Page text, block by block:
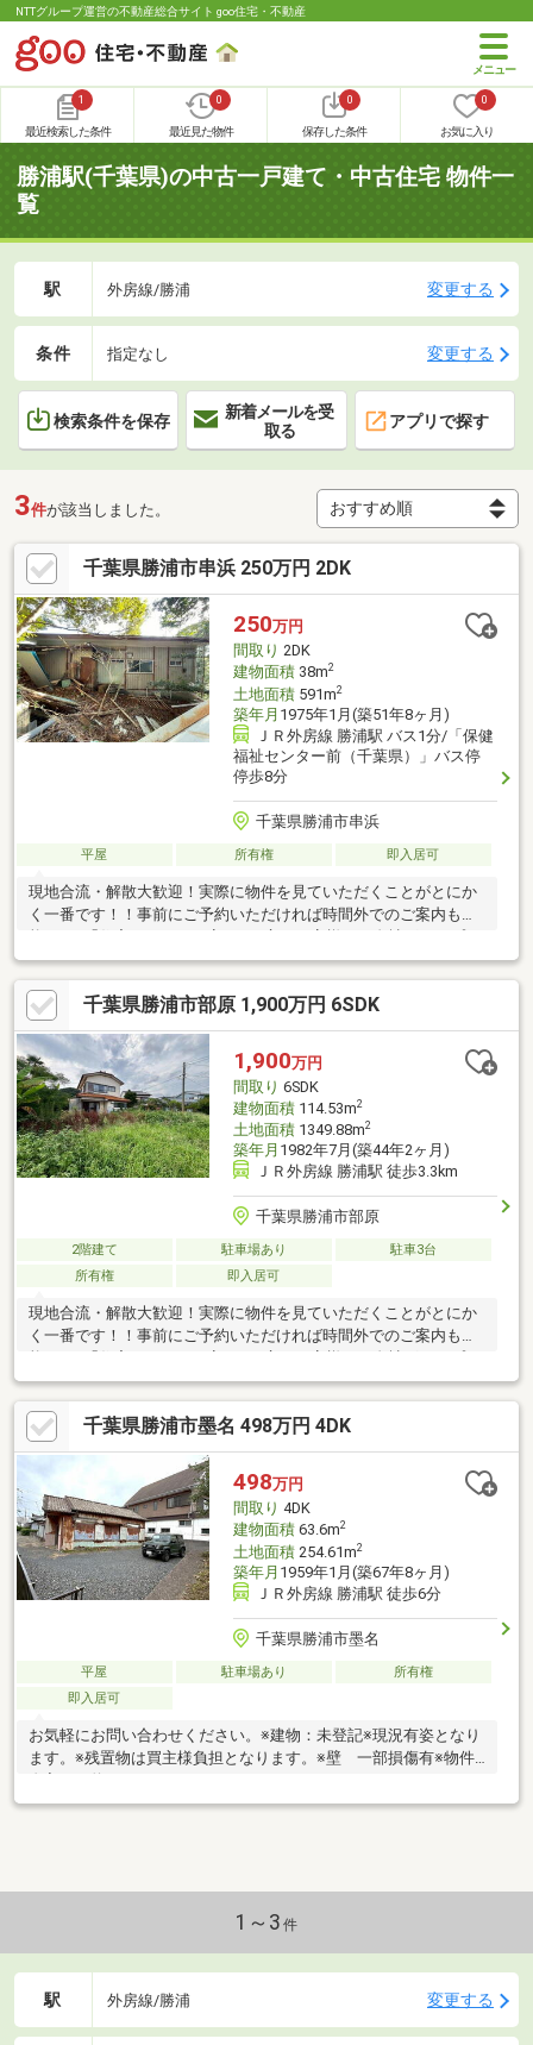
NTTグループ運営の不動産総合サイト goo住宅・不動産
1
最近検索した条件
0
最近見た物件
0
保存した条件
0
お気に入り
勝浦駅(千葉県)の中古一戸建て・中古住宅 物件一
覧
駅 外房線/勝浦 変更する
条件 指定なし 変更する
検索条件を保存
新着メールを受
取る
アプリで探す
3件が該当しました。
千葉県勝浦市串浜 250万円 2DK
250万円
間取り 2DK
建物面積38m2
土地面積591m2
築年月 1975年1月(築51年8ヶ月)
ＪＲ外房線 勝浦駅 バス1分/「保健
福祉センター前（千葉県）」バス停
停歩8分
千葉県勝浦市串浜
平屋 所有権 即入居可
現地合流・解散大歓迎！実際に物件を見ていただくことがとにか
く一番です！！事前にご予約いただければ時間外でのご案内も可
住宅ローンを取り扱っている弊社だからこそ出来るご提案がござ
います！不動産会社選びで迷っている方はぜひ一度ご相談くださ
い♪
千葉県勝浦市部原 1,900万円 6SDK
1,900万円
間取り 6SDK
建物面積114.53m2
土地面積1349.88m2
築年月 1982年7月(築44年2ヶ月)
ＪＲ外房線 勝浦駅 徒歩3.3km
千葉県勝浦市部原
2階建て 駐車場あり
駐車3台
所有権
即入居可
現地合流・解散大歓迎！実際に物件を見ていただくことがとにか
く一番です！！事前にご予約いただければ時間外でのご案内も可
住宅ローンを取り扱っている弊社だからこそ出来るご提案がござ
います！不動産会社選びで迷っている方はぜひ一度ご相談くださ
い♪
千葉県勝浦市墨名 498万円 4DK
498万円
間取り 4DK
建物面積63.6m2
土地面積254.61m2
築年月 1959年1月(築67年8ヶ月)
ＪＲ外房線 勝浦駅 徒歩6分
千葉県勝浦市墨名
平屋 駐車場あり
所有権
即入居可
お気軽にお問い合わせください。※建物：未登記※現況有姿となり
ます。※残置物は買主様負担となります。※壁 一部損傷有※物件
1～3 件
駅 外房線/勝浦 変更する